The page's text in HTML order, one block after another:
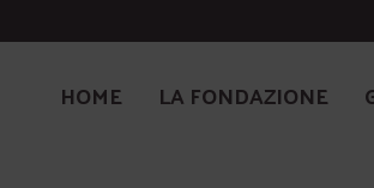
HOME LA FONDAZIONE